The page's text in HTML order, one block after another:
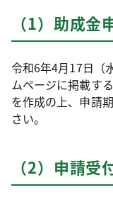
（1）助成
令和6年4月17日（
ムページに掲載す
を作成の上、申請
さい。
（2）申請受